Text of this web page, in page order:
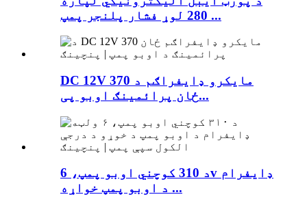
280 لوړ فشار پلنجر پمپ ...
DC 12V 370 مایکرو ډایفراګم د
ځان پرائمینګ اوبو پی...
د 310 کوچني اوبو پمپ، 6v ډایفرام
د اوبو پمپ خواړه ...